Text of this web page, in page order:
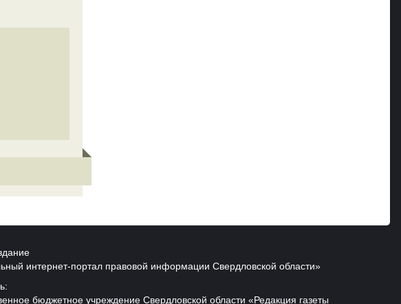
интернет-портал правовой информации Свердловской области»
бюджетное учреждение Свердловской области «Редакция газеты